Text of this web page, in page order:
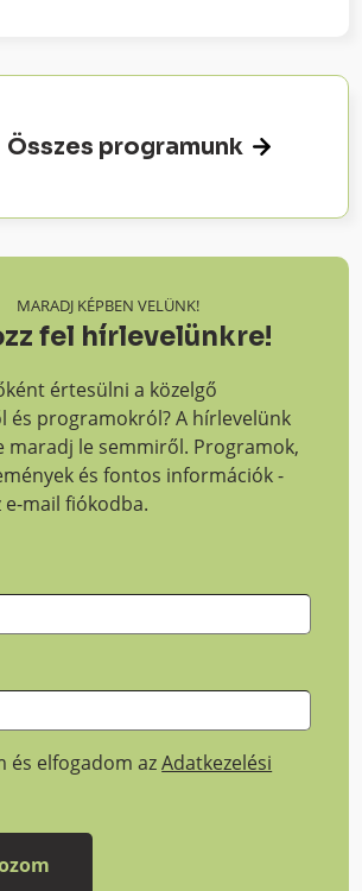
Összes programunk
MARADJ KÉPBEN VELÜNK!
fel hírlevelünkre!
értesülni a közelgő
és programokról? A hírlevelünk
maradj le semmiről. Programok,
és fontos információk -
e-mail fiókodba.
és elfogadom azAdatkezelési